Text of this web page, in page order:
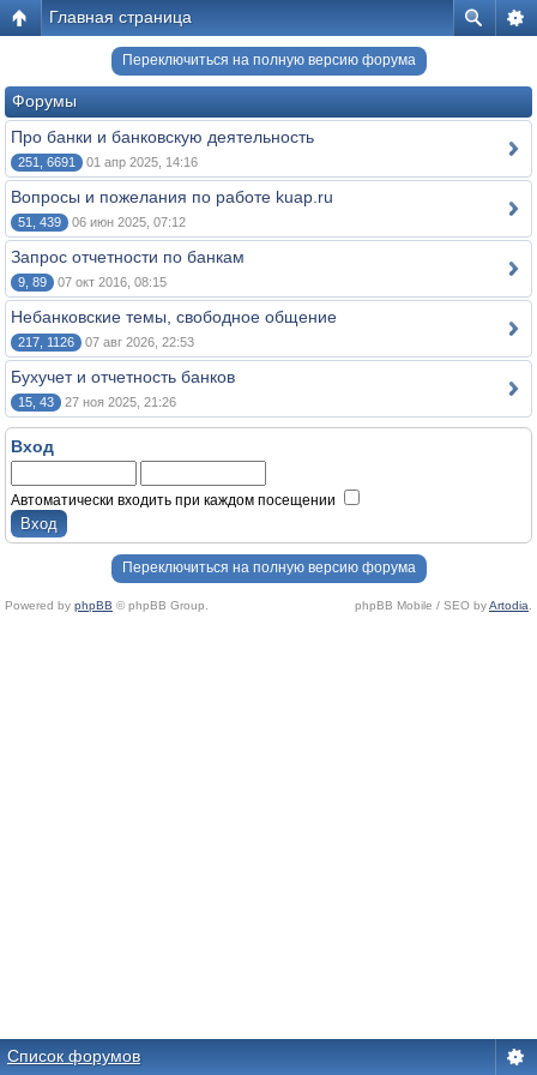
Главная страница
Переключиться на полную версию форума
Форумы
Про банки и банковскую деятельность
251, 6691 01 апр 2025, 14:16
Вопросы и пожелания по работе kuap.ru
51, 439 06 июн 2025, 07:12
Запрос отчетности по банкам
9, 89 07 окт 2016, 08:15
Небанковские темы, свободное общение
217, 1126 07 авг 2026, 22:53
Бухучет и отчетность банков
15, 43 27 ноя 2025, 21:26
Вход
Автоматически входить при каждом посещении
Переключиться на полную версию форума
Powered by phpBB © phpBB Group. phpBB Mobile / SEO byArtodia
Список форумов